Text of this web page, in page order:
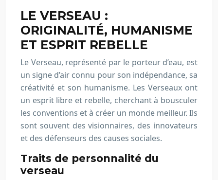
LE VERSEAU :
ORIGINALITÉ, HUMANISME
ET ESPRIT REBELLE
Le Verseau, représenté par le porteur d’eau, est
un signe d’air connu pour son indépendance, sa
créativité et son humanisme. Les Verseaux ont
un esprit libre et rebelle, cherchant à bousculer
les conventions et à créer un monde meilleur. Ils
sont souvent des visionnaires, des innovateurs
et des défenseurs des causes sociales.
Traits de personnalité du
verseau